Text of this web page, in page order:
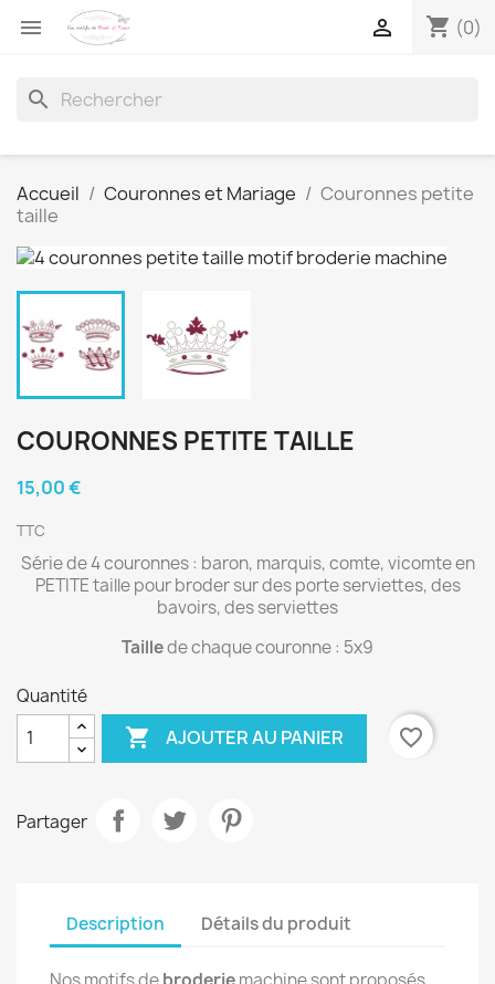
 shopping_cart (0)

search
Accueil Couronnes et Mariage
Couronnes petite
taille
COURONNES PETITE TAILLE
15,00 €
TTC
Série de 4 couronnes : baron, marquis, comte, vicomte en
PETITE taille pour broder sur des porte serviettes, des
bavoirs, des serviettes
Taillede chaque couronne : 5x9
Quantité
 AJOUTER AU PANIER favorite_border
Partager
Description Détails du produit